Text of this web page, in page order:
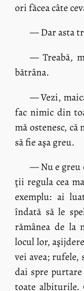
ori făcea câte
— Dar asta
— Treabă,
bătrâna.
— Vezi,
fac nimic din
mă ostenesc,
să fie aşa greu.
— Nu e greu
ţii regula cea
exemplu: ai
îndată să le
rămânea de la
locul lor,
vei avea; rufele,
dai spre
toate albiturile.